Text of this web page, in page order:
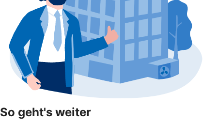
So geht's weiter